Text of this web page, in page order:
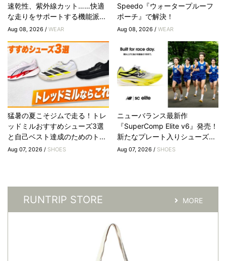
速乾性、紫外線カット……快適
な走りをサポートする機能派...
Aug 08, 2026 / WEAR
Speedo『ウォータープルーフ
ポーチ』で解決！
Aug 08, 2026 /WEAR
猛暑の夏こそジムで走る！トレ
ッドミルおすすめシューズ3選
と自己ベスト達成のためのト...
Aug 07, 2026 / SHOES
ニューバランス最新作
『SuperComp Elite v6』発売！
新たなプレート入りシューズ...
Aug 07, 2026 / SHOES
RUNTRIP STORE MORE